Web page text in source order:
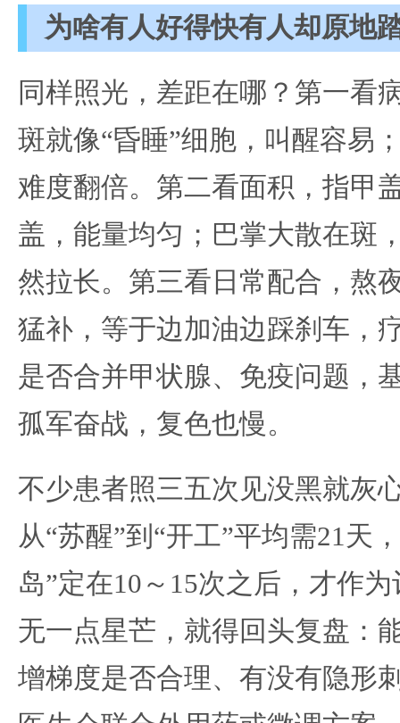
为啥有人好得快有人却原地
同样照光，差距在哪？第一看
斑就像“昏睡”细胞，叫醒容易
难度翻倍。第二看面积，指甲
盖，能量均匀；巴掌大散在斑
然拉长。第三看日常配合，熬
猛补，等于边加油边踩刹车，
是否合并甲状腺、免疫问题，
孤军奋战，复色也慢。
不少患者照三五次见没黑就灰
从“苏醒”到“开工”平均需21天
岛”定在10～15次之后，才作
无一点星芒，就得回头复盘：
增梯度是否合理、有没有隐形